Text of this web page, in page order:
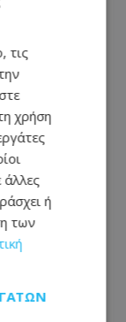
μόνο σε
τις
χρήση
άλλες
ή
των